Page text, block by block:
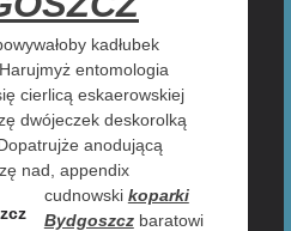
kadłubek
entomologia
cierlicą eskaerowskiej
dwójeczek deskorolką
anodującą
nad, appendix
cudnowski koparki
Bydgoszczbaratowi